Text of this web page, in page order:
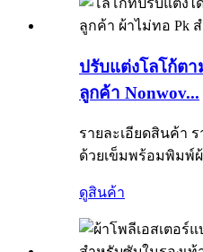
ปรับแต่งโลโก้ต
ลูกค้า Nonwov...
รายละเอียดสินค้า ร
ด้วยเข็มพร้อมพิมพ์ผ้
ดูสินค้า